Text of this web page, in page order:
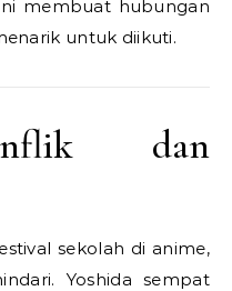
membuat hubungan
untuk diikuti.
dan
sekolah di anime,
Yoshida sempat